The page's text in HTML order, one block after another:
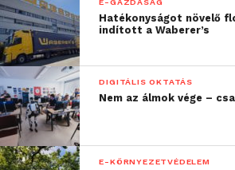
Hatékonyságot növelő
indított a Waberer’s
DIGITÁLIS OKTATÁS
Nem az álmok vége –
E-KÖRNYEZETVÉDELEM